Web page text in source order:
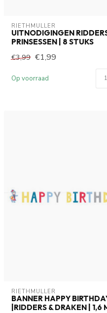
RIETHMÜLLER
UITNODIGINGEN
PRINSESSEN | 8 STUKS
€3,99 €1,99
Op voorraad
RIETHMÜLLER
BANNER HAPPY
|RIDDERS & DRAKEN | 1,6